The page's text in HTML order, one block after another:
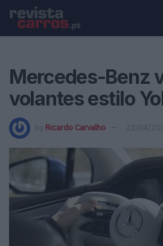
Mercedes-Benz
volantes estilo
by Ricardo Carvalho 22/04/